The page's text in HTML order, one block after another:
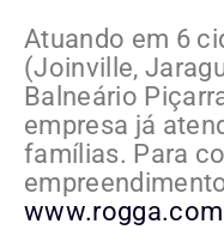
Atuando em 6
(Joinville,
Balneário
empresa já
famílias. Para